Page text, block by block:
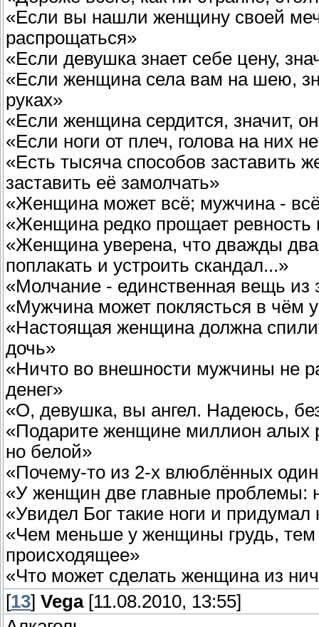
«Если вы нашли женщину своей
распрощаться»
«Если девушка знает себе цену,
«Если женщина села вам на шею,
руках»
«Если женщина сердится, значит,
«Если ноги от плеч, голова на них
«Есть тысяча способов заставить
заставить её замолчать»
«Женщина может всё; мужчина -
«Женщина редко прощает ревность
«Женщина уверена, что дважды два
поплакать и устроить скандал...»
«Молчание - единственная вещь
«Мужчина может поклясться в чём
«Настоящая женщина должна
дочь»
«Ничто во внешности мужчины не
денег»
«О, девушка, вы ангел. Надеюсь,
«Подарите женщине миллион алых
но белой»
«Почему-то из 2-х влюблённых один
«У женщин две главные проблемы:
«Увидел Бог такие ноги и придумал
«Чем меньше у женщины грудь, тем
происходящее»
«Что может сделать женщина из
[13] Vega[11.08.2010, 13:55]